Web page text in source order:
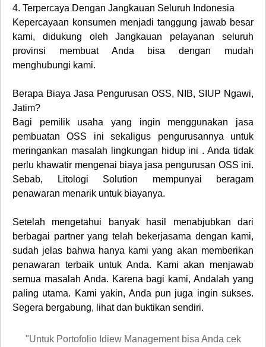
4. Terpercaya Dengan Jangkauan Seluruh Indonesia
Kepercayaan konsumen menjadi tanggung jawab besar
kami, didukung oleh Jangkauan pelayanan seluruh
provinsi membuat Anda bisa dengan mudah
menghubungi kami.
Berapa Biaya Jasa Pengurusan OSS, NIB, SIUP Ngawi,
Jatim?
Bagi pemilik usaha yang ingin menggunakan jasa
pembuatan OSS ini sekaligus pengurusannya untuk
meringankan masalah lingkungan hidup ini . Anda tidak
perlu khawatir mengenai biaya jasa pengurusan OSS ini.
Sebab, Litologi Solution mempunyai beragam
penawaran menarik untuk biayanya.
Setelah mengetahui banyak hasil menabjubkan dari
berbagai partner yang telah bekerjasama dengan kami,
sudah jelas bahwa hanya kami yang akan memberikan
penawaran terbaik untuk Anda. Kami akan menjawab
semua masalah Anda. Karena bagi kami, Andalah yang
paling utama. Kami yakin, Anda pun juga ingin sukses.
Segera bergabung, lihat dan buktikan sendiri.
"Untuk Portofolio Idiew Management bisa Anda cek